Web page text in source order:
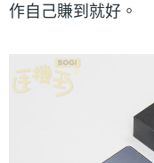
作自己賺到就好。